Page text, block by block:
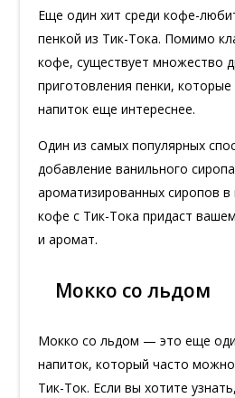
Еще один хит среди кофе-
пенкой из Тик-Тока. Помимо
кофе, существует множество
приготовления пенки,
напиток еще интереснее.
Один из самых популярных
добавление ванильного
ароматизированных сиропов в
кофе с Тик-Тока придаст
и аромат.
Мокко со льдом
Мокко со льдом — это еще
напиток, который часто
Тик-Ток. Если вы хотите